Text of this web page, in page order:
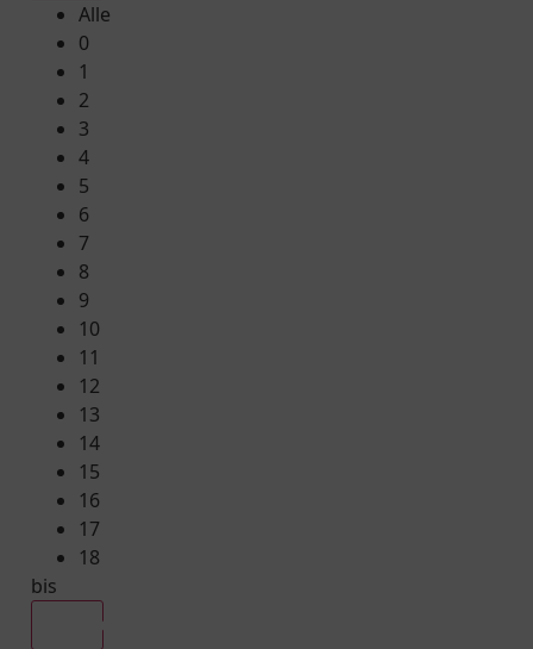
Alle
0
1
2
3
4
5
6
7
8
9
10
11
12
13
14
15
16
17
18
bis